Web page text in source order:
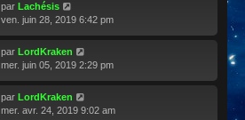
par Lachésis
ven. juin 28, 2019 6:42 pm
par LordKraken
mer. juin 05, 2019 2:29 pm
par LordKraken
mer. avr. 24, 2019 9:02 am